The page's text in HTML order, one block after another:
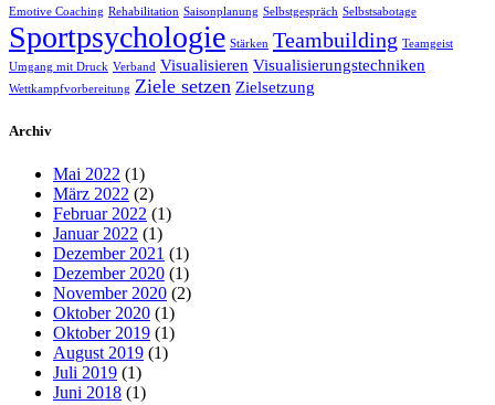
Emotive Coaching Rehabilitation Saisonplanung Selbstgespräch Selbstsabotage
Sportpsychologie Stärken Teambuilding Teamgeist
Umgang mit Druck Verband Visualisieren Visualisierungstechniken
Wettkampfvorbereitung Ziele setzen Zielsetzung
Archiv
Mai 2022 (1)
März 2022 (2)
Februar 2022 (1)
Januar 2022 (1)
Dezember 2021 (1)
Dezember 2020 (1)
November 2020 (2)
Oktober 2020 (1)
Oktober 2019 (1)
August 2019 (1)
Juli 2019 (1)
Juni 2018 (1)